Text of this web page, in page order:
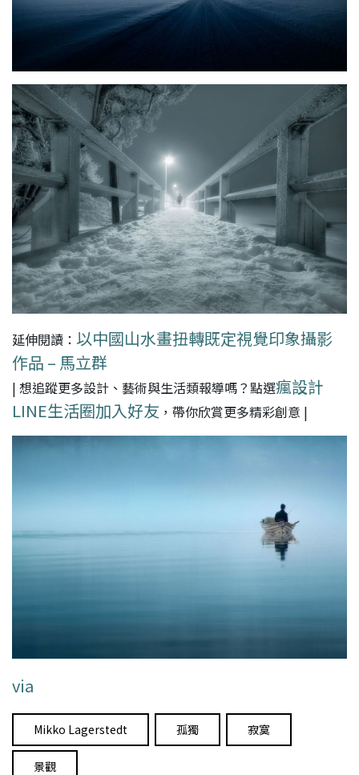
延伸閱讀： 以中國山水畫扭轉既定視覺印象攝影
作品 – 馬立群
| 想追蹤更多設計、藝術與生活類報導嗎？點選瘋設計
LINE生活圈加入好友 ，帶你欣賞更多精彩創意 |
via
Mikko Lagerstedt 孤獨 寂寞
景觀